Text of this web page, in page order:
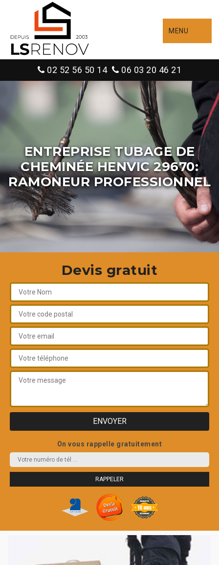
MENU
02 52 56 50 14 06 03 20 46 21
ENTREPRISE TUBAGE DE
CHEMINÉE HENVIC 29670:
RAMONEUR PROFESSIONNEL
Devis gratuit
On vous rappelle gratuitement